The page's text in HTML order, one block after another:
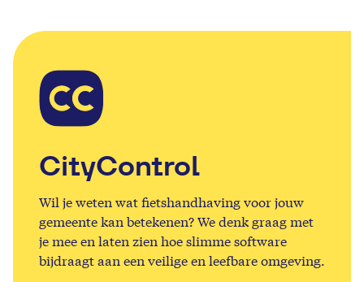
CityControl
Wil je weten wat fietshandhaving voor jouw
gemeente kan betekenen? We denk graag met
je mee en laten zien hoe slimme software
bijdraagt aan een veilige en leefbare omgeving.